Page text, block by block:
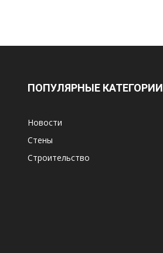
ПОПУЛЯРНЫЕ КАТЕГОРИИ
Новости
Стены
Строительство